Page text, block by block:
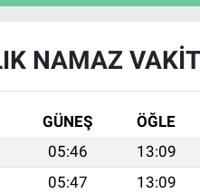
NAMAZ
GÜNEŞ ÖĞLE
05:46 13:09
05:47 13:09